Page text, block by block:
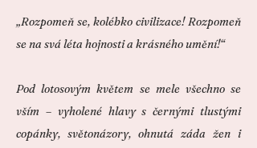
„Rozpomeň se, kolébko civilizace! Rozpomeň
se na svá léta hojnosti a krásného umění!“
Pod lotosovým květem se mele všechno se
vším – vyholené hlavy s černými tlustými
copánky, světonázory, ohnutá záda žen i